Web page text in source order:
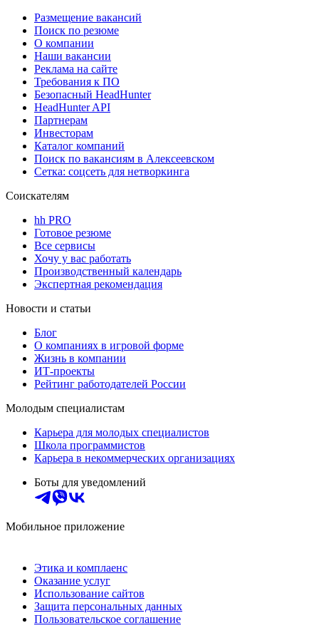
Размещение вакансий
Поиск по резюме
О компании
Наши вакансии
Реклама на сайте
Требования к ПО
Безопасный HeadHunter
HeadHunter API
Партнерам
Инвесторам
Каталог компаний
Поиск по вакансиям в Алексеевском
Сетка: соцсеть для нетворкинга
Соискателям
hh PRO
Готовое резюме
Все сервисы
Хочу у вас работать
Производственный календарь
Экспертная рекомендация
Новости и статьи
Блог
О компаниях в игровой форме
Жизнь в компании
ИТ-проекты
Рейтинг работодателей России
Молодым специалистам
Карьера для молодых специалистов
Школа программистов
Карьера в некоммерческих организациях
Боты для уведомлений
Мобильное приложение
Этика и комплаенс
Оказание услуг
Использование сайтов
Защита персональных данных
Пользовательское соглашение